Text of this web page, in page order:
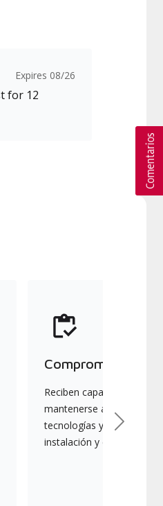
Expires 08/26
for 12
Compromiso con
Reciben capacitación
mantenerse actualizados
tecnologías y mejores
instalación y el